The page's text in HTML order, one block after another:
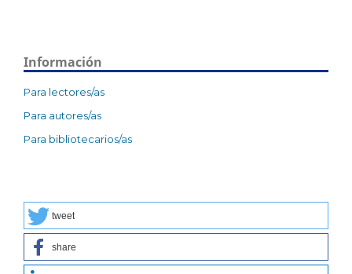
Información
Para lectores/as
Para autores/as
Para bibliotecarios/as
tweet
share